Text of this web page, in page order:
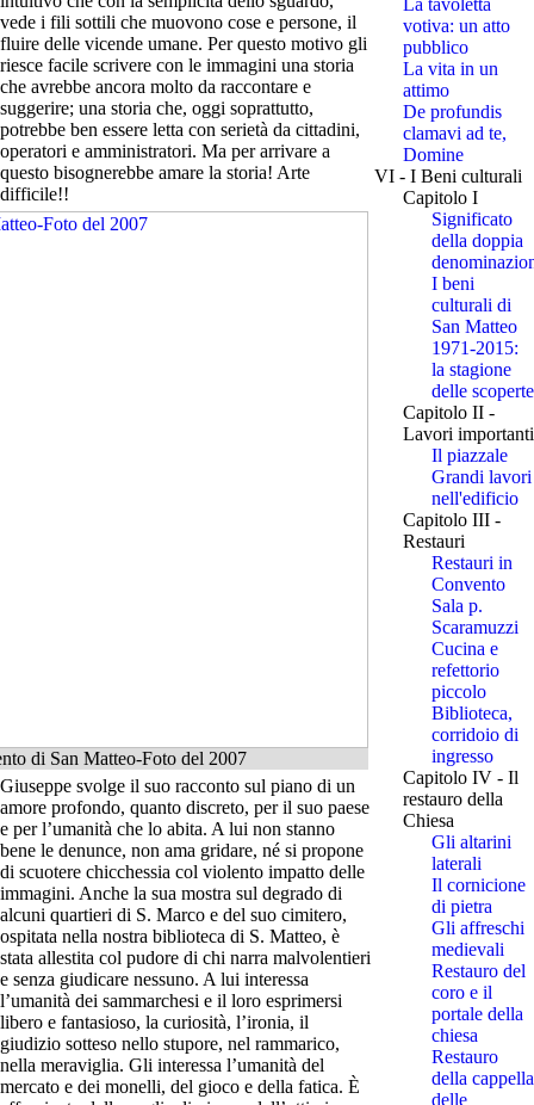
vede i fili sottili che muovono cose e persone, il
fluire delle vicende umane. Per questo motivo gli
riesce facile scrivere con le immagini una storia
che avrebbe ancora molto da raccontare e
suggerire; una storia che, oggi soprattutto,
potrebbe ben essere letta con serietà da cittadini,
operatori e amministratori. Ma per arrivare a
questo bisognerebbe amare la storia! Arte
difficile!!
di San Matteo-Foto del 2007
Giuseppe svolge il suo racconto sul piano di un
amore profondo, quanto discreto, per il suo paese
e per l’umanità che lo abita. A lui non stanno
bene le denunce, non ama gridare, né si propone
di scuotere chicchessia col violento impatto delle
immagini. Anche la sua mostra sul degrado di
alcuni quartieri di S. Marco e del suo cimitero,
ospitata nella nostra biblioteca di S. Matteo, è
stata allestita col pudore di chi narra malvolentieri
e senza giudicare nessuno. A lui interessa
l’umanità dei sammarchesi e il loro esprimersi
libero e fantasioso, la curiosità, l’ironia, il
giudizio sotteso nello stupore, nel rammarico,
nella meraviglia. Gli interessa l’umanità del
mercato e dei monelli, del gioco e della fatica. È
votiva: un atto
pubblico
La vita in un
attimo
De profundis
clamavi ad te,
Domine
VI - I Beni culturali
Capitolo I
Significato
della doppia
I beni
culturali di
San Matteo
1971-2015:
la stagione
delle scoperte
Capitolo II -
Lavori importanti
Il piazzale
Grandi lavori
nell'edificio
Capitolo III -
Restauri
Restauri in
Convento
Sala p.
Scaramuzzi
Cucina e
refettorio
piccolo
Biblioteca,
corridoio di
ingresso
Capitolo IV - Il
restauro della
Chiesa
Gli altarini
laterali
Il cornicione
di pietra
Gli affreschi
medievali
Restauro del
coro e il
portale della
chiesa
Restauro
della cappella
delle